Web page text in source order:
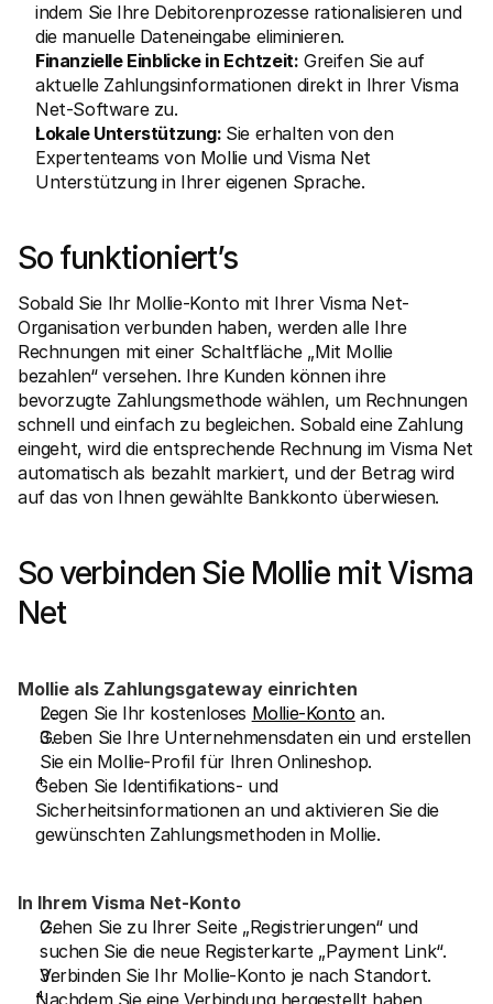
indem Sie Ihre Debitorenprozesse rationalisieren und
die manuelle Dateneingabe eliminieren.
Finanzielle Einblicke in Echtzeit: Greifen Sie auf
aktuelle Zahlungsinformationen direkt in Ihrer Visma
Net-Software zu.
Lokale Unterstützung: Sie erhalten von den
Expertenteams von Mollie und Visma Net
Unterstützung in Ihrer eigenen Sprache.
So funktioniert’s
Sobald Sie Ihr Mollie-Konto mit Ihrer Visma Net-
Organisation verbunden haben, werden alle Ihre
Rechnungen mit einer Schaltfläche „Mit Mollie
bezahlen“ versehen. Ihre Kunden können ihre
bevorzugte Zahlungsmethode wählen, um Rechnungen
schnell und einfach zu begleichen. Sobald eine Zahlung
eingeht, wird die entsprechende Rechnung im Visma Net
automatisch als bezahlt markiert, und der Betrag wird
auf das von Ihnen gewählte Bankkonto überwiesen.
So verbinden Sie Mollie mit Visma
Net
Mollie als Zahlungsgateway einrichten
Legen Sie Ihr kostenloses Mollie-Konto an.
Geben Sie Ihre Unternehmensdaten ein und erstellen
Sie ein Mollie-Profil für Ihren Onlineshop.
Geben Sie Identifikations- und
Sicherheitsinformationen an und aktivieren Sie die
gewünschten Zahlungsmethoden in Mollie.
In Ihrem Visma Net-Konto
Gehen Sie zu Ihrer Seite „Registrierungen“ und
suchen Sie die neue Registerkarte „Payment Link“.
Verbinden Sie Ihr Mollie-Konto je nach Standort.
Nachdem Sie eine Verbindung hergestellt haben,